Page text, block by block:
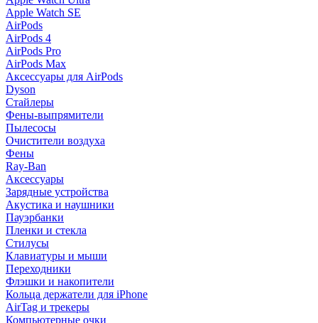
Apple Watch SE
AirPods
AirPods 4
AirPods Pro
AirPods Max
Аксессуары для AirPods
Dyson
Стайлеры
Фены-выпрямители
Пылесосы
Очистители воздуха
Фены
Ray-Ban
Аксессуары
Зарядные устройства
Акустика и наушники
Пауэрбанки
Пленки и стекла
Стилусы
Клавиатуры и мыши
Переходники
Флэшки и накопители
Кольца держатели для iPhone
AirTag и трекеры
Компьютерные очки